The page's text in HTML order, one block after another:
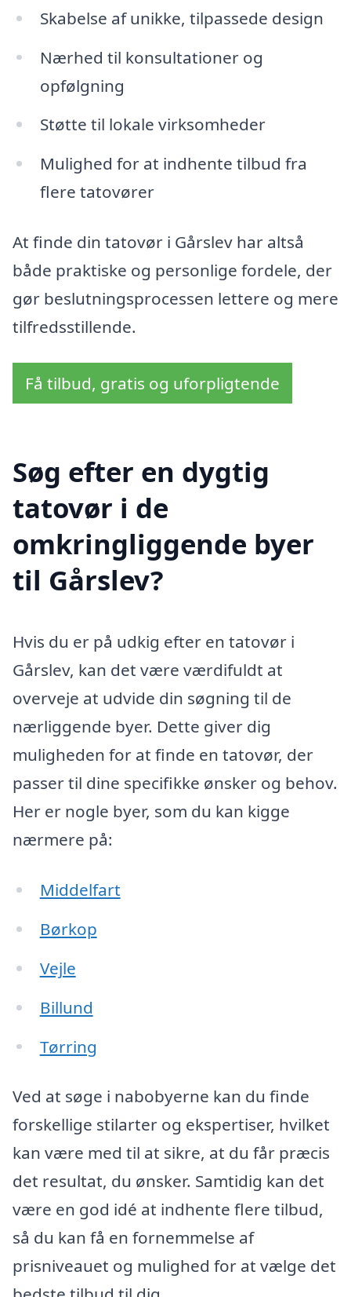
Skabelse af unikke, tilpassede design
Nærhed til konsultationer og
opfølgning
Støtte til lokale virksomheder
Mulighed for at indhente tilbud fra
flere tatovører
At finde din tatovør i Gårslev har altså
både praktiske og personlige fordele, der
gør beslutningsprocessen lettere og mere
tilfredsstillende.
Få tilbud, gratis og uforpligtende
Søg efter en dygtig
tatovør i de
omkringliggende byer
til Gårslev?
Hvis du er på udkig efter en tatovør i
Gårslev, kan det være værdifuldt at
overveje at udvide din søgning til de
nærliggende byer. Dette giver dig
muligheden for at finde en tatovør, der
passer til dine specifikke ønsker og behov.
Her er nogle byer, som du kan kigge
nærmere på:
Middelfart
Børkop
Vejle
Billund
Tørring
Ved at søge i nabobyerne kan du finde
forskellige stilarter og ekspertiser, hvilket
kan være med til at sikre, at du får præcis
det resultat, du ønsker. Samtidig kan det
være en god idé at indhente flere tilbud,
så du kan få en fornemmelse af
prisniveauet og mulighed for at vælge det